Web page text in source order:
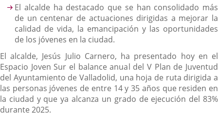
Descripción
El alcalde ha destacado que se han consolidado más
de un centenar de actuaciones dirigidas a mejorar la
calidad de vida, la emancipación y las oportunidades
de los jóvenes en la ciudad.
El alcalde, Jesús Julio Carnero, ha presentado hoy en el
Espacio Joven Sur el balance anual del V Plan de Juventud
del Ayuntamiento de Valladolid, una hoja de ruta dirigida a
las personas jóvenes de entre 14 y 35 años que residen en
la ciudad y que ya alcanza un grado de ejecución del 83%
durante 2025.